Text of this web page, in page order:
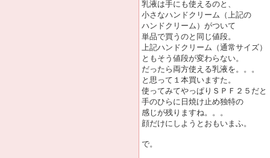
乳液は手にも使えるのと、
小さなハンドクリーム（上記の
ハンドクリーム）がついて
単品で買うのと同じ値段。
上記ハンドクリーム（通常サイズ）
ともそう値段が変わらない。
だったら両方使える乳液を。。。
と思って１本買いますた。
使ってみてやっぱりＳＰＦ２５だと
手のひらに日焼け止め独特の
感じが残りますね。。。
顔だけにしようとおもいまふ。
で。